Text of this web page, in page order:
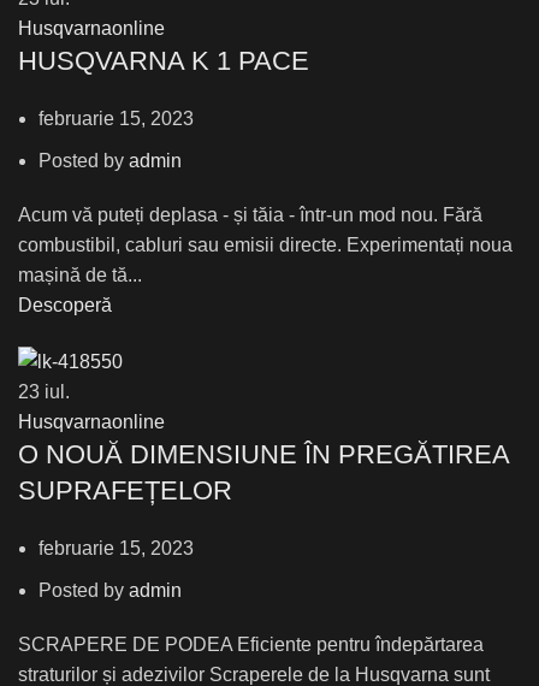
Husqvarnaonline
HUSQVARNA K 1 PACE
februarie 15, 2023
Posted by admin
Acum vă puteți deplasa - și tăia - într-un mod nou. Fără
combustibil, cabluri sau emisii directe. Experimentați noua
mașină de tă...
Descoperă
23 iul.
Husqvarnaonline
О NOUĂ DIMENSIUNE ÎN PREGĂTIREA
SUPRAFEȚELOR
februarie 15, 2023
Posted by admin
SCRAPERE DE PODEA Eficiente pentru îndepărtarea
straturilor și adezivilor Scraperele de la Husqvarna sunt